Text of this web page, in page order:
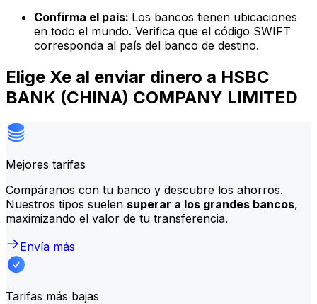
Confirma el país: Los bancos tienen ubicaciones
en todo el mundo. Verifica que el código SWIFT
corresponda al país del banco de destino.
Elige Xe al enviar dinero a HSBC
BANK (CHINA) COMPANY LIMITED
Mejores tarifas
Compáranos con tu banco y descubre los ahorros.
Nuestros tipos suelen superar a los grandes bancos,
maximizando el valor de tu transferencia.
Envía más
Tarifas más bajas